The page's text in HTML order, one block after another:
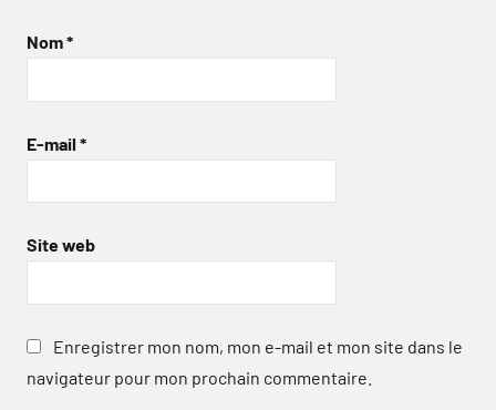
Nom*
E-mail *
Site web
Enregistrer mon nom, mon e-mail et mon site dans le
navigateur pour mon prochain commentaire.